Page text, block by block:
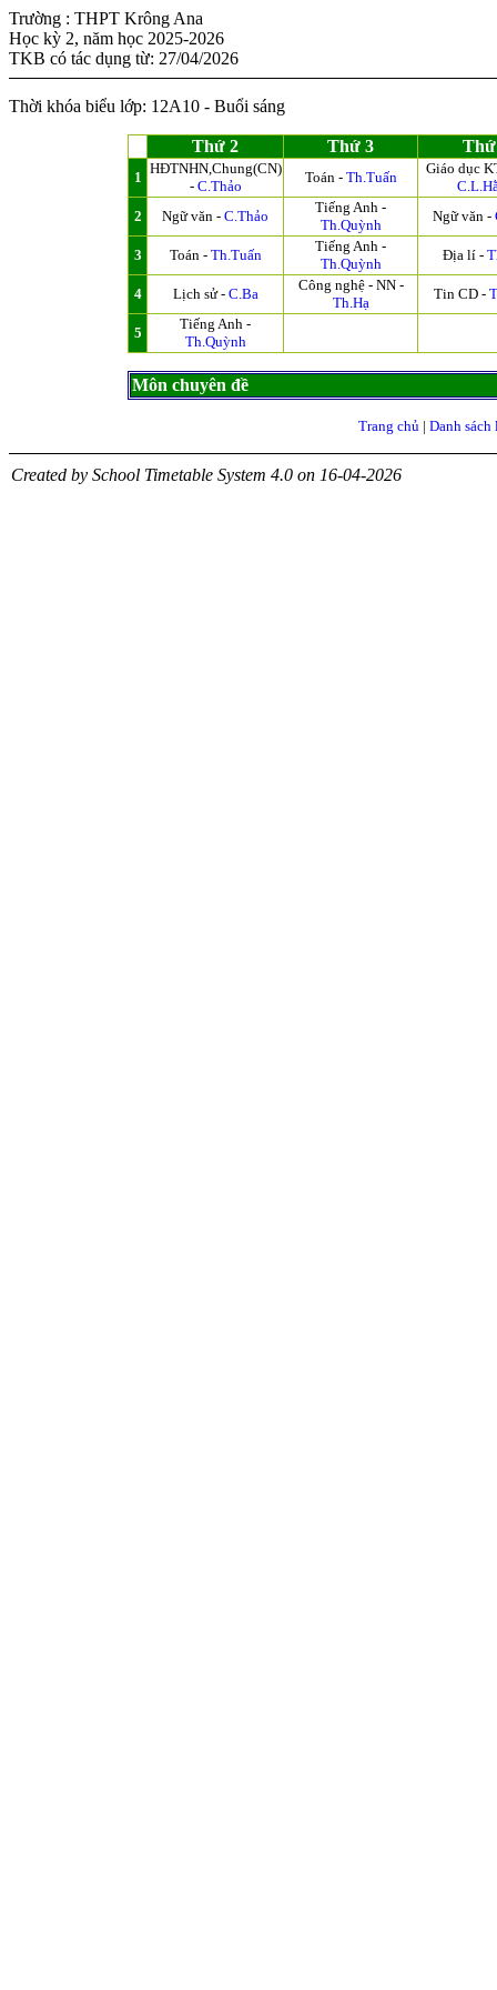
Trường : THPT Krông Ana
Học kỳ 2, năm học 2025-2026
TKB có tác dụng từ: 27/04/2026
Thời khóa biểu lớp: 12A10 - Buổi sáng
Thứ 2 Thứ 3 Thứ
1
HĐTNHN,Chung(CN)
- C.Thảo
Toán - Th.Tuấn
Giáo dục
2
Ngữ văn - C.Thảo
Tiếng Anh -
Th.Quỳnh
Ngữ văn -
3 Toán - Th.Tuấn
Tiếng Anh -
Th.Quỳnh
Địa lí -
4 Lịch sử - C.Ba
Công nghệ - NN -
Th.Hạ
Tin CD -
5
Tiếng Anh -
Th.Quỳnh
Môn chuyên đề
Trang chủ| Danh sách
Created by School Timetable System 4.0 on 16-04-2026